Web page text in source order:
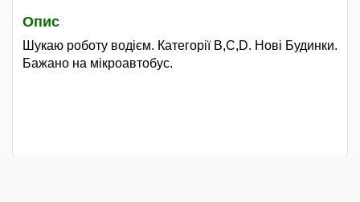
Опис
Шукаю роботу водієм. Категорії B,С,D. Нові Будинки.
Бажано на мікроавтобус.